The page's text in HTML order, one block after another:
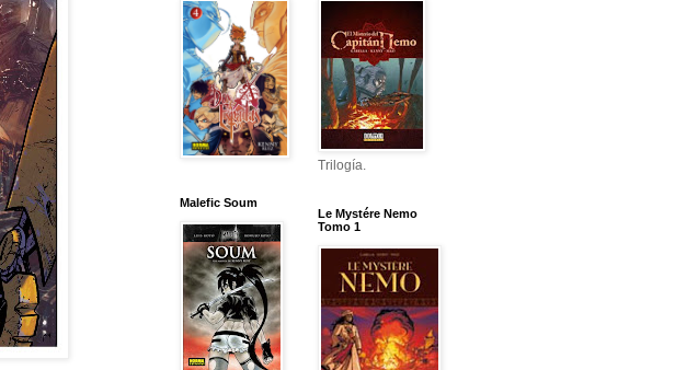
Malefic Soum
Trilogía.
Le Mystére Nemo
Tomo 1